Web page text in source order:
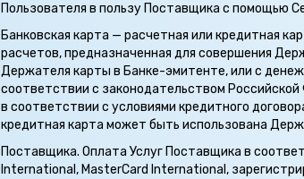
Пользователя в пользу Поставщика с помощью
Банковская карта — расчетная или кредитная
расчетов, предназначенная для совершения
Держателя карты в Банке-эмитенте, или с
соответствии с законодательством
в соответствии с условиями кредитного
кредитная карта может быть использована
Поставщика. Оплата Услуг Поставщика в
International, MasterCard International,